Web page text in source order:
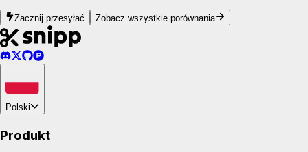
Zacznij przesyłać Zobacz wszystkie porównania
Polski
Produkt